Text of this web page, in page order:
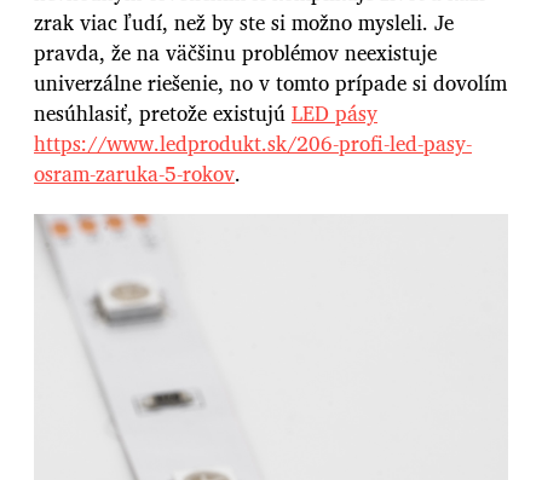
zrak viac ľudí, než by ste si možno mysleli. Je
pravda, že na väčšinu problémov neexistuje
univerzálne riešenie, no v tomto prípade si dovolím
nesúhlasiť, pretože existujúLED pásy
https://www.ledprodukt.sk/206-profi-led-pasy-
osram-zaruka-5-rokov.